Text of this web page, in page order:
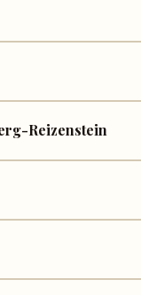
Reizenstein